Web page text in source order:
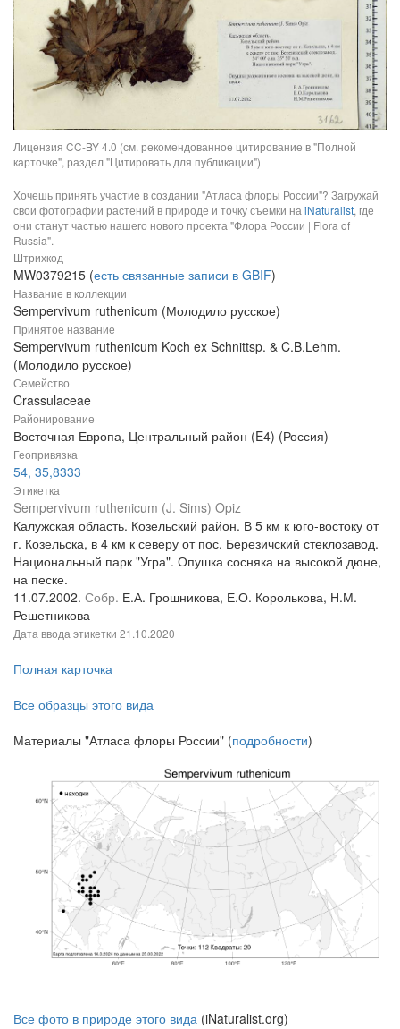
Лицензия CC-BY 4.0 (см. рекомендованное цитирование в "Полной
карточке", раздел "Цитировать для публикации")
Хочешь принять участие в создании "Атласа флоры России"? Загружай
свои фотографии растений в природе и точку съемки на iNaturalist, где
они станут частью нашего нового проекта "Флора России | Flora of
Russia".
Штрихкод
MW0379215 (есть связанные записи в GBIF)
Название в коллекции
Sempervivum ruthenicum (Молодило русское)
Принятое название
Sempervivum ruthenicum Koch ex Schnittsp. & C.B.Lehm.
(Молодило русское)
Семейство
Crassulaceae
Районирование
Восточная Европа, Центральный район (E4) (Россия)
Геопривязка
54, 35,8333
Этикетка
Sempervivum ruthenicum (J. Sims) Opiz
Калужская область. Козельский район. В 5 км к юго-востоку от
г. Козельска, в 4 км к северу от пос. Березичский стеклозавод.
Национальный парк "Угра". Опушка сосняка на высокой дюне,
на песке.
11.07.2002. Собр. Е.А. Грошникова, Е.О. Королькова, Н.М.
Решетникова
Дата ввода этикетки 21.10.2020
Полная карточка
Все образцы этого вида
Материалы "Атласа флоры России" (подробности)
Все фото в природе этого вида (iNaturalist.org)